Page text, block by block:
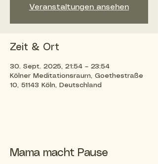
Veranstaltungen ansehen
Zeit & Ort
30. Sept. 2025, 21:54 – 23:54
Kölner Meditationsraum, Goethestraße
10, 51143 Köln, Deutschland
Mama macht Pause